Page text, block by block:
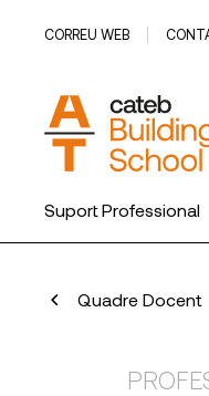
CORREU WEB
Suport Professional
Quadre Docent